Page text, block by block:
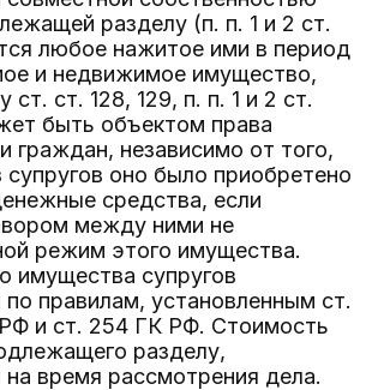
разделу (п. п. 1 и 2 ст.
любое нажитое ими в период
и недвижимое имущество,
ст. ст. 128, 129, п. п. 1 и 2 ст.
быть объектом права
граждан, независимо от того,
супругов оно было приобретено
средства, если
между ними не
режим этого имущества.
имущества супругов
по правилам, установленным ст.
и ст. 254 ГК РФ. Стоимость
разделу,
на время рассмотрения дела.